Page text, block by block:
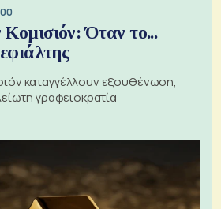
Όταν το...
καταγγέλλουν εξουθένωση,
γραφειοκρατία